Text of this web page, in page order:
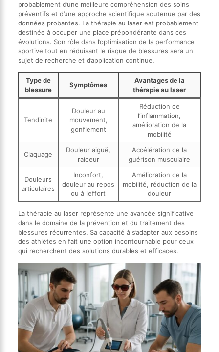
probablement d’une meilleure compréhension des soins
préventifs et d’une approche scientifique soutenue par des
données probantes. La thérapie au laser est probablement
destinée à occuper une place prépondérante dans ces
évolutions. Son rôle dans l’optimisation de la performance
sportive tout en réduisant le risque de blessures sera un
sujet de recherche et d’application continue.
Type de
blessure
Symptômes
Avantages de la
thérapie au laser
Tendinite
Douleur au
mouvement,
gonflement
Réduction de
l’inflammation,
amélioration de la
mobilité
Claquage
Douleur aiguë,
raideur
Accélération de la
guérison musculaire
Douleurs
articulaires
Inconfort,
douleur au repos
ou à l’effort
Amélioration de la
mobilité, réduction de la
douleur
La thérapie au laser représente une avancée significative
dans le domaine de la prévention et du traitement des
blessures récurrentes. Sa capacité à s’adapter aux besoins
des athlètes en fait une option incontournable pour ceux
qui recherchent des solutions durables et efficaces.